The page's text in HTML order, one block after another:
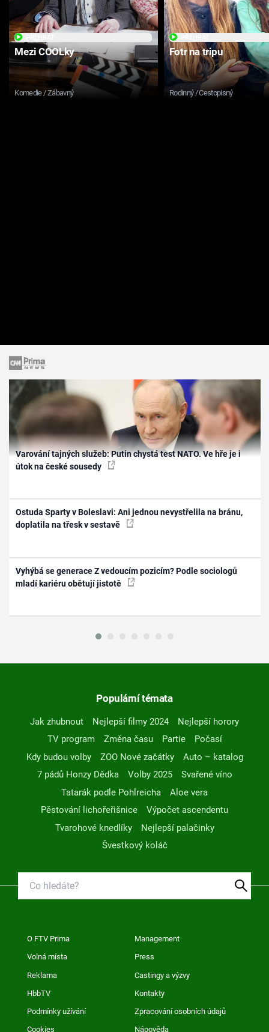
Mezi COOLky
Komedie / Zábavný
Fotr na tripu
Rodinný / Cestopisný
Varování tajných služeb: Putin chystá test NATO. Ve hře je i
útok na české sousedy
Ostuda Sparty v Boleslavi: Ani jednou nevystřelila na bránu,
doplatila na třesk v sestavě
Vyhýbá se generace Z vedoucím pozicím? Podle sociologů
mladí kariéru obětují jistotě
Populární témata
Jak zhubnout Nejlepší filmy 2024
Nejlepší horory
TV program
Změna času Partie
Počasí
Kdy budou volby
ZOO Nové začátky
Auto – katalog
7 pádů Honzy Dědka
Volby 2025
Svařené víno
Tatarák podle Pohlreicha
Aloe vera
Pěstování lichořeřišnice
Výpočet ascendentu
Tvarohové knedlíky
Nejlepší palačinky
Švestkový koláč
O FTV Prima Management
Volná místa Press
Reklama Castingy a výzvy
HbbTV Kontakty
Podmínky užívání Zpracování osobních údajů
Cookies Nápověda